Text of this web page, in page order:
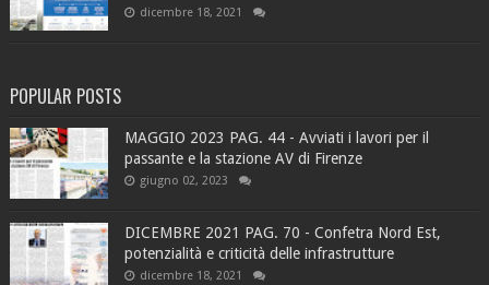
dicembre 18, 2021
POPULAR POSTS
MAGGIO 2023 PAG. 44 - Avviati i lavori per il
passante e la stazione AV di Firenze
giugno 02, 2023
DICEMBRE 2021 PAG. 70 - Confetra Nord Est,
potenzialità e criticità delle infrastrutture
dicembre 18, 2021